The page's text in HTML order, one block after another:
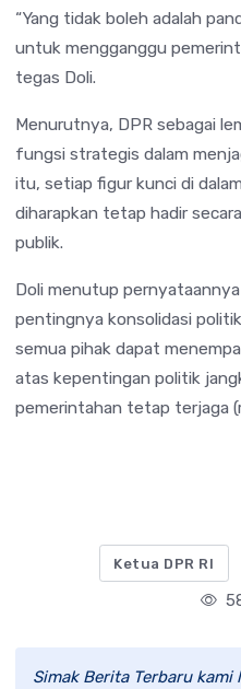
“Yang tidak boleh adalah
untuk mengganggu
tegas Doli.
Menurutnya, DPR sebagai
fungsi strategis dalam
itu, setiap figur kunci di
diharapkan tetap hadir
publik.
Doli menutup
pentingnya konsolidasi
semua pihak dapat
atas kepentingan politik
pemerintahan tetap terjaga
Ketua DPR RI
Simak Berita Terbaru